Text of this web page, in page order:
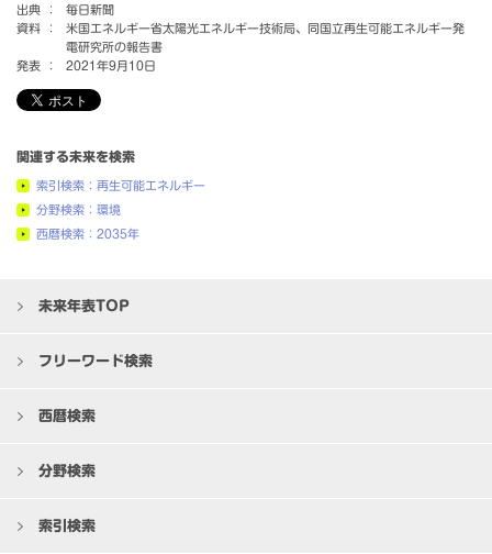
出典 ：
毎日新聞
資料 ：
米国エネルギー省太陽光エネルギー技術局、同国立再生可能エネルギー発
電研究所の報告書
発表 ：
2021年9月10日
関連する未来を検索
索引検索：再生可能エネルギー
分野検索：環境
西暦検索：2035年
未来年表TOP
フリーワード検索
西暦検索
分野検索
索引検索